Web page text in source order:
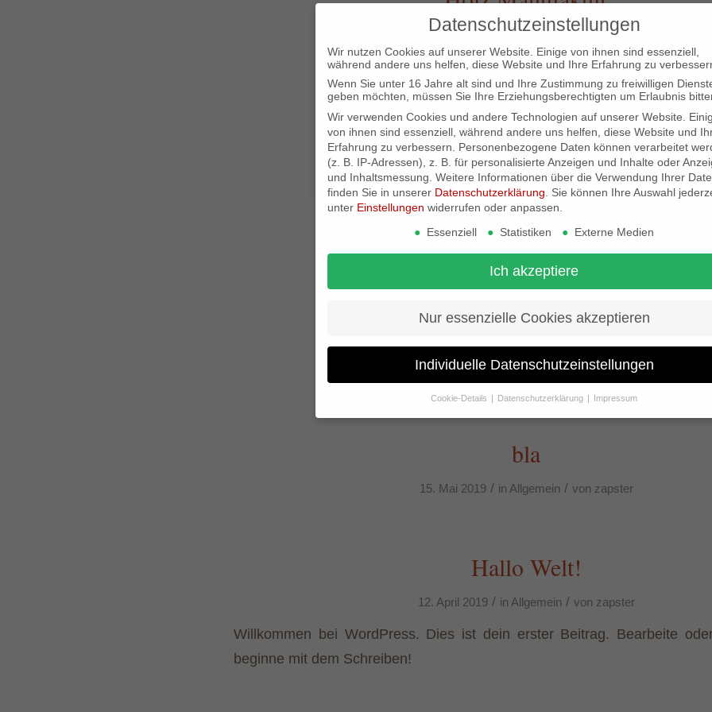
2. Juli 2019 / inKunden / vonzapster
dormiente
2. Juli 2019 / inKunden / vonzapster
aeris
Layer slider test
/ / zapster
bla
15. Mai 2019 / in Allgemein / von zapster
Hallo Welt!
12. April 2019 / in Allgemein / von zapster
Willkommen bei WordPress. Dies ist dein erster Beitrag. Bearbeite
beginne mit dem Schreiben!
Datenschutzeinstellungen
Wir nutzen Cookies auf unserer Website. Einige von ihnen sind essenziell,
während andere uns helfen, diese Website und Ihre Erfahrung zu
Wenn Sie unter 16 Jahre alt sind und Ihre Zustimmung zu freiwilligen
geben möchten, müssen Sie Ihre Erziehungsberechtigten um Erlaubnis
Wir verwenden Cookies und andere Technologien auf unserer Website.
von ihnen sind essenziell, während andere uns helfen, diese Website und
Erfahrung zu verbessern.
Personenbezogene Daten können verarbeitet
(z. B. IP-Adressen), z. B. für personalisierte Anzeigen und Inhalte oder
und Inhaltsmessung. Weitere Informationen über die Verwendung Ihrer
finden Sie in unserer Datenschutzerklärung
Sie können Ihre Auswahl
unter Einstellungen widerrufen oder anpassen.
Essenziell
Statistiken Externe Medien
Ich akzeptiere
Nur essenzielle Cookies akzeptieren
Individuelle Datenschutzeinstellungen
Cookie-Details Datenschutzerklärung Impressum
Datenschutzeinstellungen
geben möchten, müssen Sie Ihre Erziehungsberechtigten um Erlaubnis
von ihnen sind essenziell, während andere uns helfen, diese Website und
Hier finden Sie eine Übersicht über alle verwendeten Cookies. Sie können
Einwilligung zu ganzen Kategorien geben oder sich weitere Informationen
Nur essenzielle Cookies akzeptieren